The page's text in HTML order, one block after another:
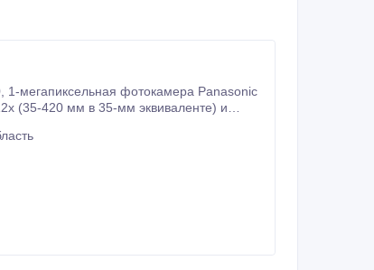
мегапиксельная фотокамера Panasonic